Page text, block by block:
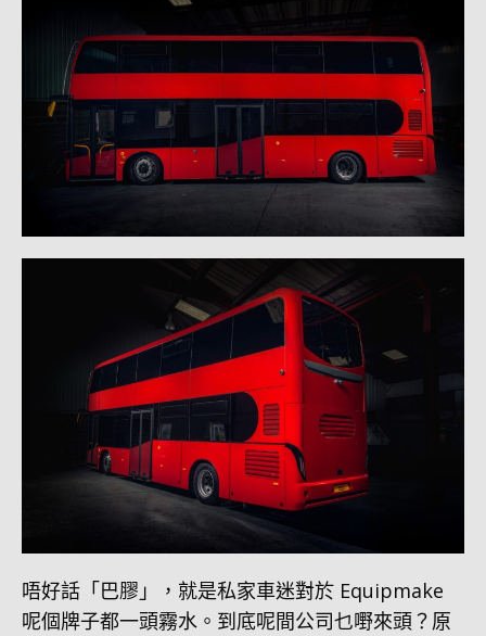
唔好話「巴膠」，就是私家車迷對於 Equipmake
呢個牌子都一頭霧水。到底呢間公司乜嘢來頭？原